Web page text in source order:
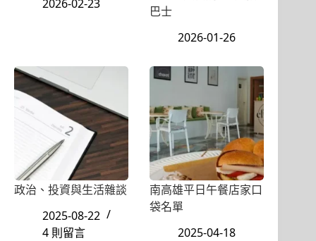
2026-02-23
巴士
2026-01-26
政治、投資與生活雜談
2025-08-22
4 則留言
南高雄平日午餐店家口
袋名單
2025-04-18